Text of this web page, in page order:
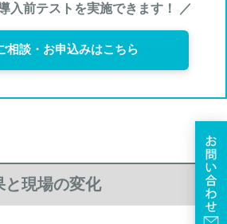
入前テストを実施できます！ ／
相談・お申込みはこちら
と現場の変化